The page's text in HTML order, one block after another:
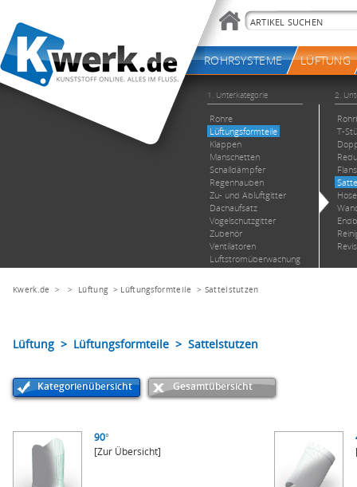
Kwerk.de > > Lüftung> Lüftungsformteile > Sattelstutzen
Lüftung > Lüftungsformteile > Sattelstutzen
Kategorienübersicht Gesamtübersicht
90°
[Zur Übersicht]